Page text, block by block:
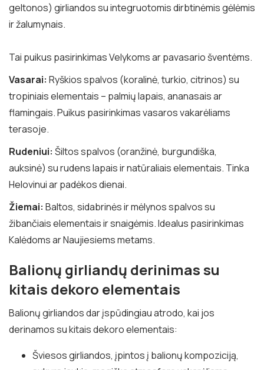
geltonos) girliandos su integruotomis dirbtinėmis gėlėmis
ir žalumynais.
Tai puikus pasirinkimas Velykoms ar pavasario šventėms.
Vasarai: Ryškios spalvos (koralinė, turkio, citrinos) su
tropiniais elementais – palmių lapais, ananasais ar
flamingais. Puikus pasirinkimas vasaros vakarėliams
terasoje.
Rudeniui: Šiltos spalvos (oranžinė, burgundiška,
auksinė) su rudens lapais ir natūraliais elementais. Tinka
Helovinui ar padėkos dienai.
Žiemai: Baltos, sidabrinės ir mėlynos spalvos su
žibančiais elementais ir snaigėmis. Idealus pasirinkimas
Kalėdoms ar Naujiesiems metams.
Balionų girliandų derinimas su
kitais dekoro elementais
Balionų girliandos dar įspūdingiau atrodo, kai jos
derinamos su kitais dekoro elementais:
Šviesos girliandos, įpintos į balionų kompoziciją,